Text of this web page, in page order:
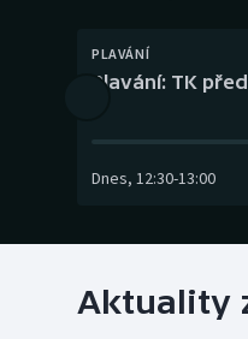
PLAVÁNÍ
Plavání: TK
Dnes, 12:30-13:00
Aktuality